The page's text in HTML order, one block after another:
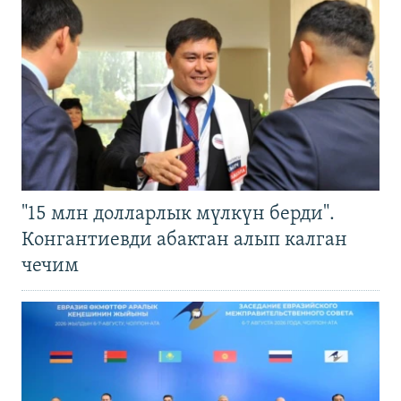
"15 млн долларлык мүлкүн берди".
Конгантиевди абактан алып калган
чечим